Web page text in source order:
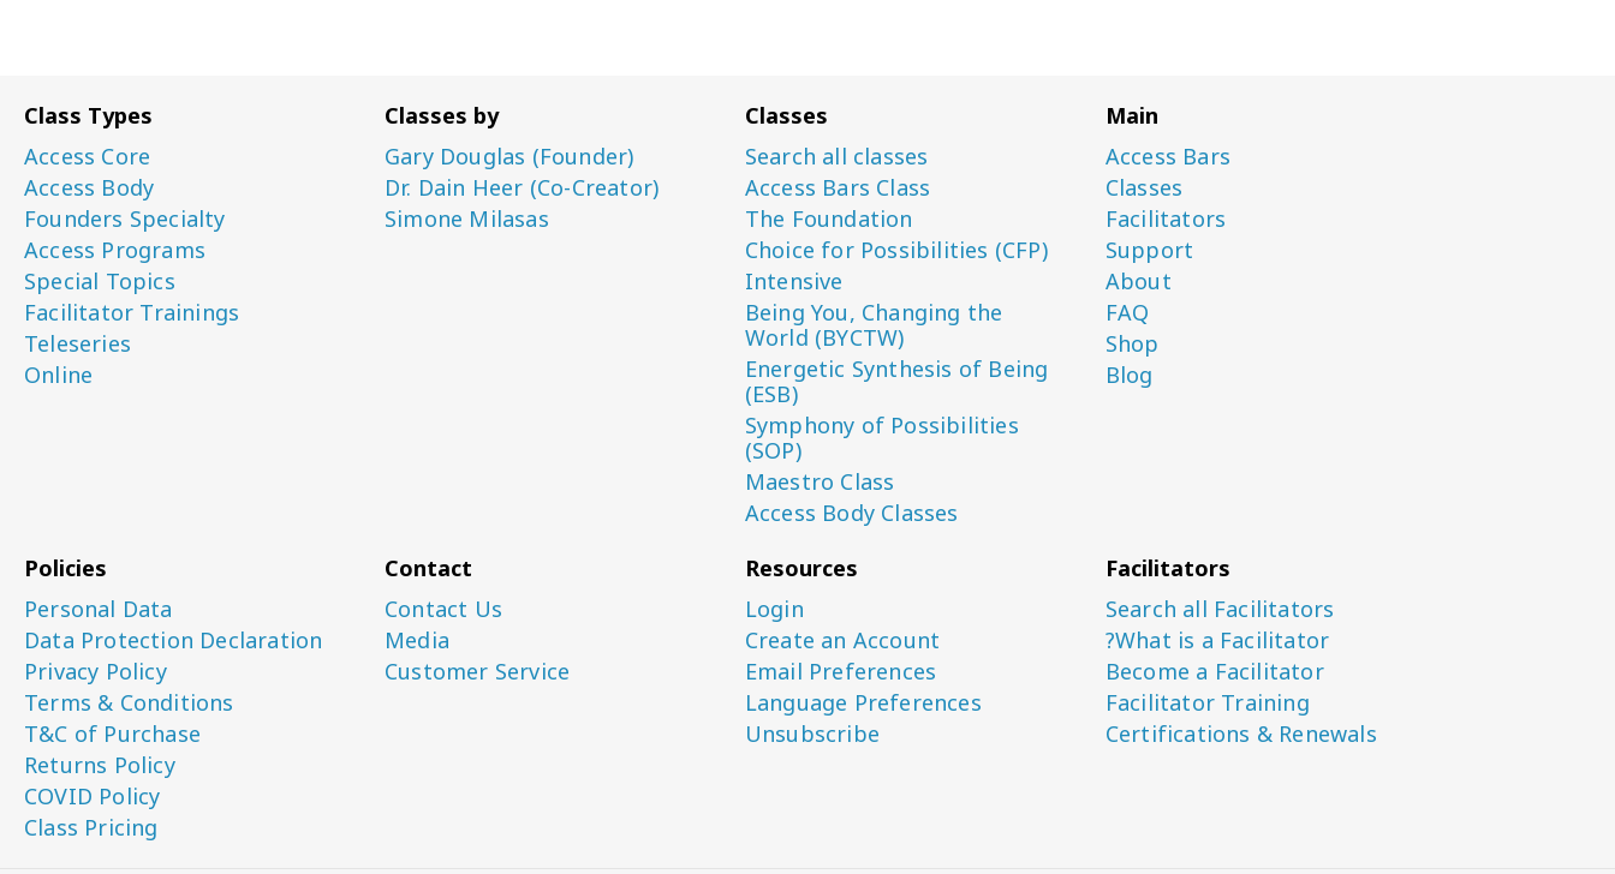
Main
Access Bars
Classes
Facilitators
Support
About
FAQ
Shop
Blog
Classes
Search all classes
Access Bars Class
The Foundation
Choice for Possibilities (CFP)
Intensive
Being You, Changing the
World (BYCTW)
Energetic Synthesis of Being
(ESB)
Symphony of Possibilities
(SOP)
Maestro Class
Access Body Classes
Classes by
Gary Douglas (Founder)
Dr. Dain Heer (Co-Creator)
Simone Milasas
Class Types
Access Core
Access Body
Founders Specialty
Access Programs
Special Topics
Facilitator Trainings
Teleseries
Online
Facilitators
Search all Facilitators
What is a Facilitator?
Become a Facilitator
Facilitator Training
Certifications & Renewals
Resources
Login
Create an Account
Email Preferences
Language Preferences
Unsubscribe
Contact
Contact Us
Media
Customer Service
Policies
Personal Data
Data Protection Declaration
Privacy Policy
Terms & Conditions
T&C of Purchase
Returns Policy
COVID Policy
Class Pricing